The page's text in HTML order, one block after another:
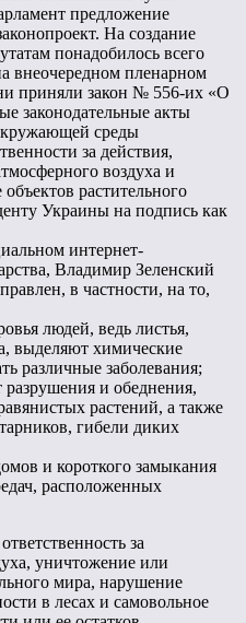
предложение
На создание
понадобилось всего
внеочередном пленарном
приняли закон № 556-их «О
законодательные акты
среды
за действия,
воздуха и
растительного
Украины на подпись как
интернет-
Владимир Зеленский
в частности, на то,
людей, ведь листья,
выделяют химические
различные заболевания;
и обеднения,
растений, а также
гибели диких
и короткого замыкания
расположенных
за
уничтожение или
мира, нарушение
в лесах и самовольное